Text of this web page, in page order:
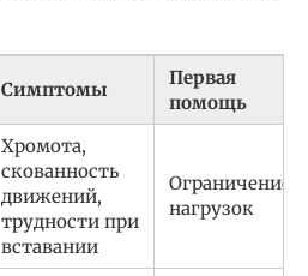
Симптомы
Первая
помощь
Хромота,
скованность
движений,
трудности при
вставании
Ограничение
нагрузок